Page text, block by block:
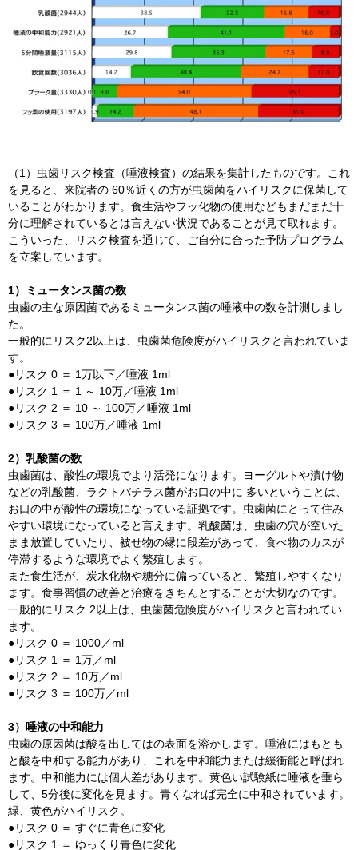
（1）虫歯リスク検査（唾液検査）の結果を集計したものです。これ
を見ると、来院者の 60％近くの方が虫歯菌をハイリスクに保菌して
いることがわかります。食生活やフッ化物の使用などもまだまだ十
分に理解されているとは言えない状況であることが見て取れます。
こういった、リスク検査を通じて、ご自分に合った予防プログラム
を立案しています。
1）ミュータンス菌の数
虫歯の主な原因菌であるミュータンス菌の唾液中の数を計測しまし
た。
一般的にリスク2以上は、虫歯菌危険度がハイリスクと言われていま
す。
●リスク 0 ＝ 1万以下／唾液 1ml
●リスク 1 ＝ 1 ～ 10万／唾液 1ml
●リスク 2 ＝ 10 ～ 100万／唾液 1ml
●リスク 3 ＝ 100万／唾液 1ml
2）乳酸菌の数
虫歯菌は、酸性の環境でより活発になります。ヨーグルトや漬け物
などの乳酸菌、ラクトバチラス菌がお口の中に 多いということは、
お口の中が酸性の環境になっている証拠です。虫歯菌にとって住み
やすい環境になっていると言えます。乳酸菌は、虫歯の穴が空いた
まま放置していたり、被せ物の縁に段差があって、食べ物のカスが
停滞するような環境でよく繁殖します。
また食生活が、炭水化物や糖分に偏っていると、繁殖しやすくなり
ます。食事習慣の改善と治療をきちんとすることが大切なのです。
一般的にリスク 2以上は、虫歯菌危険度がハイリスクと言われてい
ます。
●リスク 0 ＝ 1000／ml
●リスク 1 ＝ 1万／ml
●リスク 2 ＝ 10万／ml
●リスク 3 ＝ 100万／ml
3）唾液の中和能力
虫歯の原因菌は酸を出してはの表面を溶かします。唾液にはもとも
と酸を中和する能力があり、これを中和能力または緩衝能と呼ばれ
ます。中和能力には個人差があります。黄色い試験紙に唾液を垂ら
して、5分後に変化を見ます。青くなれば完全に中和されています。
緑、黄色がハイリスク。
●リスク 0 ＝ すぐに青色に変化
●リスク 1 ＝ ゆっくり青色に変化